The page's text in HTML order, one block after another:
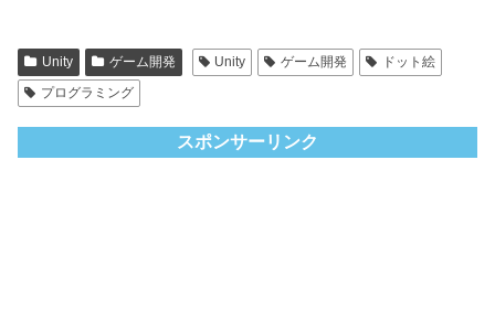
Unity ゲーム開発 Unity ゲーム開発
ドット絵
プログラミング
スポンサーリンク